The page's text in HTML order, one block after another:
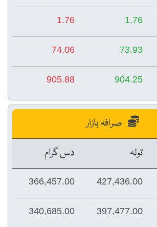
1.76
1.76
73.93
74.06
904.25
905.88
صرافہ بازار
تولہ
دس گرام
427,436.00
366,457.00
397,477.00
340,685.00